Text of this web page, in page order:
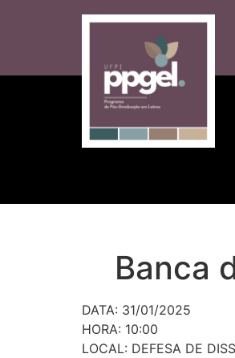
Banca
DATA: 31/01/2025
HORA: 10:00
LOCAL: DEFESA DE